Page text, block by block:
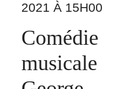
2021 À 15H00
Comédie
musicale